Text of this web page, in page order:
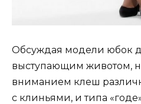
Обсуждая модели юбок
выступающим животом,
вниманием клеш
с клиньями, и типа